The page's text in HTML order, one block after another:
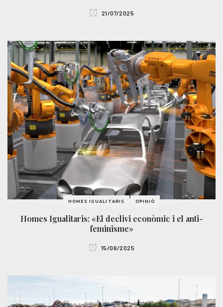
21/07/2025
HOMES IGUALITARIS OPINIÓ
Homes Igualitaris: «El declivi econòmic i el anti-
feminisme»
15/06/2025